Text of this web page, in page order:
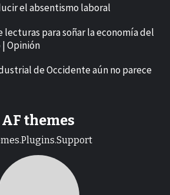
el absentismo laboral
lecturas para soñar la economía del
Opinión
de Occidente aún no parece
AF themes